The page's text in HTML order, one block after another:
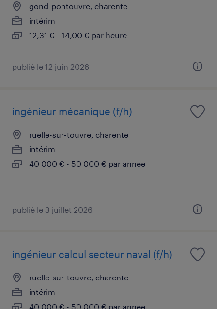
gond-pontouvre, charente
intérim
12,31 € - 14,00 € par heure
publié le 12 juin 2026
ingénieur mécanique (f/h)
ruelle-sur-touvre, charente
intérim
40 000 € - 50 000 € par année
publié le 3 juillet 2026
ingénieur calcul secteur naval (f/h)
ruelle-sur-touvre, charente
intérim
40 000 € - 50 000 € par année